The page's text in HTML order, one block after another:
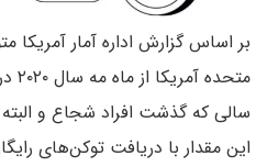
بر اساس گزارش اداره آمار آمریکا
سالی که گذشت افراد شجاع و
این مقدار با دریافت توکن‌های